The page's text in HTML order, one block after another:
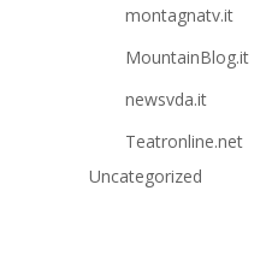
montagnatv.it
MountainBlog.it
newsvda.it
Teatronline.net
Uncategorized